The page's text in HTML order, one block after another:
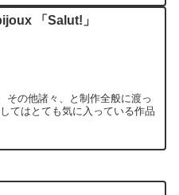
「Salut!」
その他諸々、と制作全般に渡っ
てはとても気に入っている作品